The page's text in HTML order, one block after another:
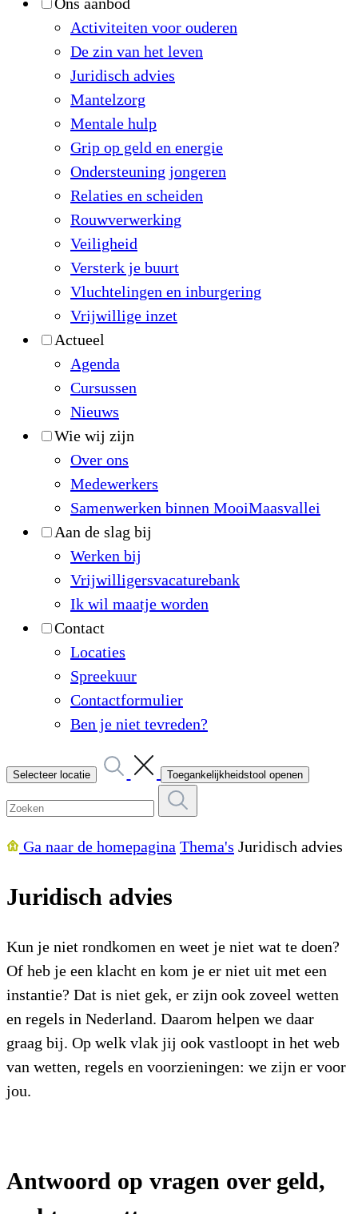
Activiteiten voor ouderen
De zin van het leven
Juridisch advies
Mantelzorg
Mentale hulp
Grip op geld en energie
Ondersteuning jongeren
Relaties en scheiden
Rouwverwerking
Veiligheid
Versterk je buurt
Vluchtelingen en inburgering
Vrijwillige inzet
Actueel
Agenda
Cursussen
Nieuws
Wie wij zijn
Over ons
Medewerkers
Samenwerken binnen MooiMaasvallei
Aan de slag bij
Werken bij
Vrijwilligersvacaturebank
Ik wil maatje worden
Contact
Locaties
Spreekuur
Contactformulier
Ben je niet tevreden?
Selecteer locatie Toegankelijkheidstool openen
Ga naar de homepagina Thema's Juridisch advies
Juridisch advies
Kun je niet rondkomen en weet je niet wat te doen?
Of heb je een klacht en kom je er niet uit met een
instantie? Dat is niet gek, er zijn ook zoveel wetten
en regels in Nederland. Daarom helpen we daar
graag bij. Op welk vlak jij ook vastloopt in het web
van wetten, regels en voorzieningen: we zijn er voor
jou.
Antwoord op vragen over geld,